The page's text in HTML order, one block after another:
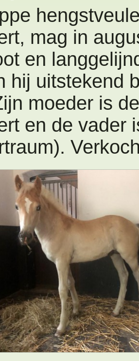
mag in
en
hij uitstekend
moeder is
en de vader